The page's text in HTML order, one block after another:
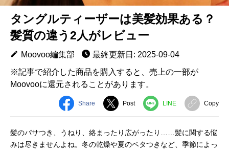
タングルティーザーは美髪効果ある？
髪質の違う2人がレビュー
Moovoo編集部
最終更新日: 2025-09-04
※記事で紹介した商品を購入すると、売上の一部が
Moovooに還元されることがあります。
Share Post LINE Copy
髪のパサつき、うねり、絡まったり広がったり……髪に関する悩
みは尽きませんよね。冬の乾燥や夏のベタつきなど、季節によっ